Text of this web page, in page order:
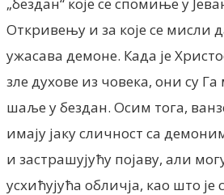
Откривењу и за које се мисли
ужасава демоне. Када је
зле духове из човека, они су
шаље у бездан. Осим тога,
имају јаку сличност са
и застрашујућу појаву, али
усхићујућа обличја, као што је